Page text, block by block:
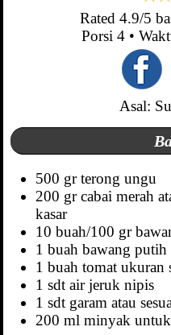
Rated 4.9/5
Porsi 4•
Asal:
500 gr terong ungu
200 gr cabai merah
kasar
10 buah/100 gr
1 buah bawang
1 buah tomat ukuran
1 sdt air jeruk nipis
1 sdt garam atau
200 ml minyak